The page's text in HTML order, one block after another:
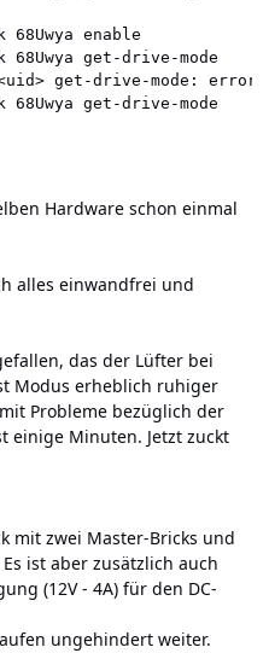
enable
get-drive-mode
get-drive-mode:
get-drive-mode
Hardware schon einmal
alles einwandfrei und
das der Lüfter bei
Modus erheblich ruhiger
Probleme bezüglich der
einige Minuten. Jetzt zuckt
mit zwei Master-Bricks und
ist aber zusätzlich auch
(12V - 4A) für den DC-
ungehindert weiter.